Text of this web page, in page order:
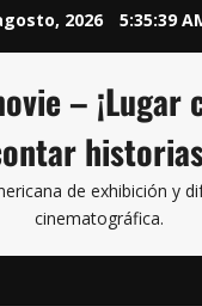
2026 5:35:39
– ¡Lugar
de exhibición y
cinematográfica.